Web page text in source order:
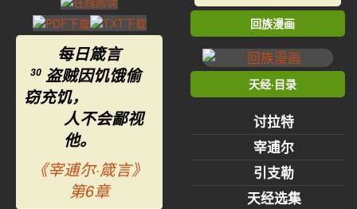
每日箴言
30 盗贼因饥饿偷
窃充饥，
人不会鄙视
他。
《宰逋尔·箴言》
第6章
回族漫画
天经·目录
讨拉特
宰逋尔
引支勒
天经选集